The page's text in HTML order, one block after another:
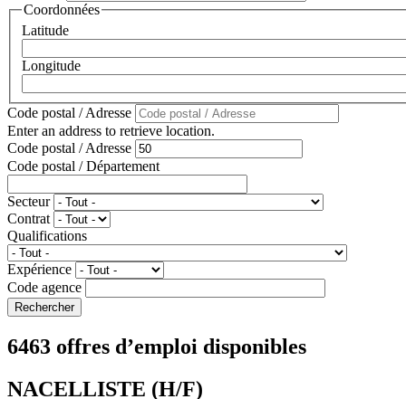
Coordonnées
Latitude
Longitude
Code postal / Adresse
Enter an address to retrieve location.
Code postal / Adresse
Code postal / Département
Secteur
Contrat
Qualifications
Expérience
Code agence
6463 offres d’emploi disponibles
NACELLISTE (H/F)